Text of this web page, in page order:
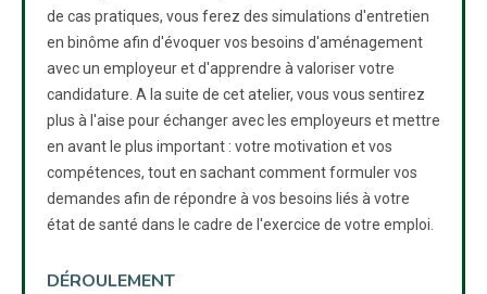
de cas pratiques, vous ferez des simulations d'entretien
en binôme afin d'évoquer vos besoins d'aménagement
avec un employeur et d'apprendre à valoriser votre
candidature. A la suite de cet atelier, vous vous sentirez
plus à l'aise pour échanger avec les employeurs et mettre
en avant le plus important : votre motivation et vos
compétences, tout en sachant comment formuler vos
demandes afin de répondre à vos besoins liés à votre
état de santé dans le cadre de l'exercice de votre emploi.
DÉROULEMENT